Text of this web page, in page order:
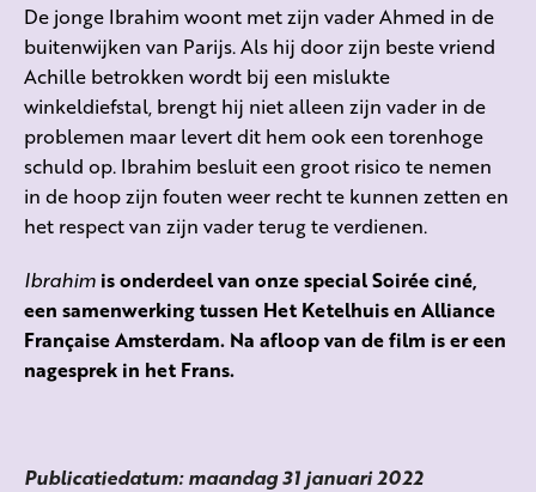
De jonge Ibrahim woont met zijn vader Ahmed in de
buitenwijken van Parijs. Als hij door zijn beste vriend
Achille betrokken wordt bij een mislukte
winkeldiefstal, brengt hij niet alleen zijn vader in de
problemen maar levert dit hem ook een torenhoge
schuld op. Ibrahim besluit een groot risico te nemen
in de hoop zijn fouten weer recht te kunnen zetten en
het respect van zijn vader terug te verdienen.
Ibrahim is onderdeel van onze special Soirée ciné,
een samenwerking tussen Het Ketelhuis en Alliance
Française Amsterdam. Na afloop van de film is er een
nagesprek in het Frans.
Publicatiedatum: maandag 31 januari 2022